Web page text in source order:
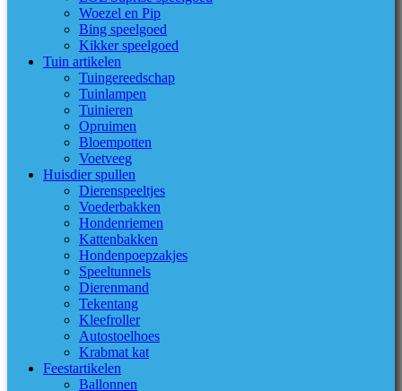
Woezel en Pip
Bing speelgoed
Kikker speelgoed
Tuin artikelen
Tuingereedschap
Tuinlampen
Tuinieren
Opruimen
Bloempotten
Voetveeg
Huisdier spullen
Dierenspeeltjes
Voederbakken
Hondenriemen
Kattenbakken
Hondenpoepzakjes
Speeltunnels
Dierenmand
Tekentang
Kleefroller
Autostoelhoes
Krabmat kat
Feestartikelen
Ballonnen